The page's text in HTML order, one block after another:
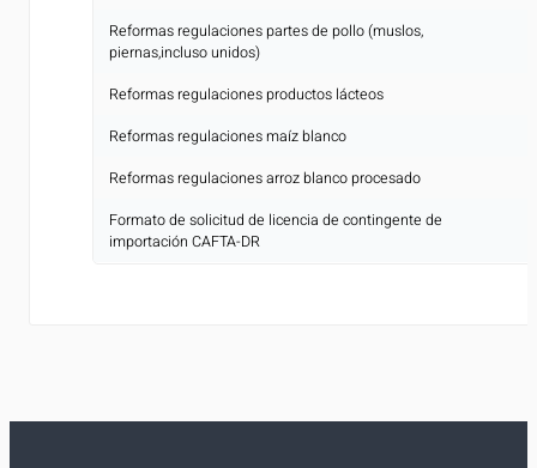
Reformas regulaciones partes de pollo (muslos,
piernas,incluso unidos)
Reformas regulaciones productos lácteos
Reformas regulaciones maíz blanco
Reformas regulaciones arroz blanco procesado
Formato de solicitud de licencia de contingente de
importación CAFTA-DR